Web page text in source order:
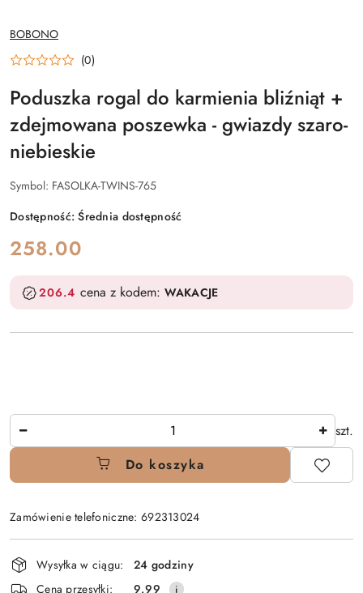
NAZWA
PRODUCENTA:
BOBONO
(0)
Poduszka rogal do karmienia bliźniąt +
zdejmowana poszewka - gwiazdy szaro-
niebieskie
Symbol: FASOLKA-TWINS-765
Dostępność:Średnia dostępność
cena:
258.00
206.4 cena z kodem: WAKACJE
szt.
Do koszyka
Zamówienie telefoniczne: 692313024
Dostępność
i
Wysyłka w ciągu:
24 godziny
Cena przesyłki:
9.99